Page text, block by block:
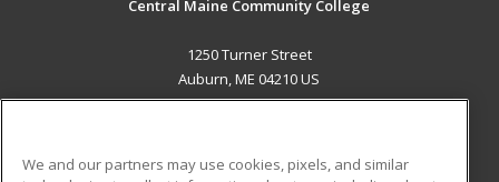
Central Maine Community College
1250 Turner Street
Auburn, ME 04210 US
We and our partners may use cookies, pixels, and similar